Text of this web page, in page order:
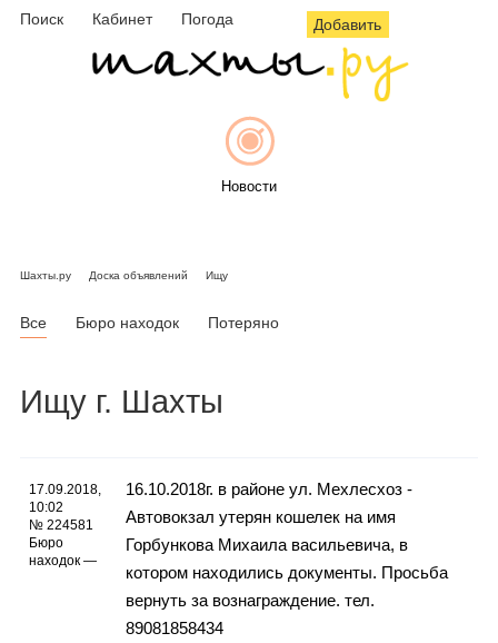
Поиск Кабинет Погода Добавить
Новости
Объявления
Инфо
Шахты.ру Доска объявлений Ищу
Все Бюро находок Потеряно
Ищу г. Шахты
17.09.2018,
10:02
№ 224581
Бюро
находок —
16.10.2018г. в районе ул. Мехлесхоз -
Автовокзал утерян кошелек на имя
Горбункова Михаила васильевича, в
котором находились документы. Просьба
вернуть за вознаграждение. тел.
89081858434